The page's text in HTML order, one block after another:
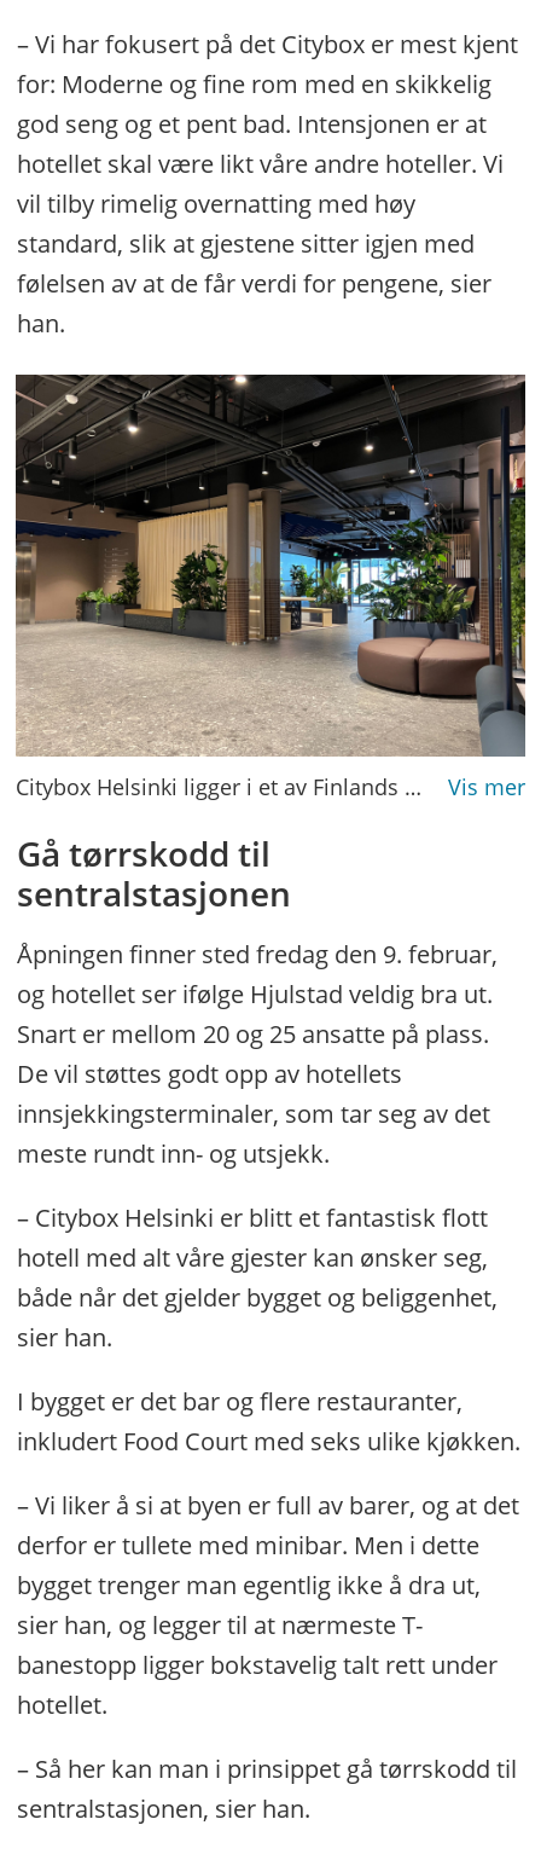
– Vi har fokusert på det Citybox er mest kjent
for: Moderne og fine rom med en skikkelig
god seng og et pent bad. Intensjonen er at
hotellet skal være likt våre andre hoteller. Vi
vil tilby rimelig overnatting med høy
standard, slik at gjestene sitter igjen med
følelsen av at de får verdi for pengene, sier
han.
Citybox Helsinki ligger i et av Finlands mest miljøvennlige bygg.
Gå tørrskodd til
sentralstasjonen
Åpningen finner sted fredag den 9. februar,
og hotellet ser ifølge Hjulstad veldig bra ut.
Snart er mellom 20 og 25 ansatte på plass.
De vil støttes godt opp av hotellets
innsjekkingsterminaler, som tar seg av det
meste rundt inn- og utsjekk.
– Citybox Helsinki er blitt et fantastisk flott
hotell med alt våre gjester kan ønsker seg,
både når det gjelder bygget og beliggenhet,
sier han.
I bygget er det bar og flere restauranter,
inkludert Food Court med seks ulike kjøkken.
– Vi liker å si at byen er full av barer, og at det
derfor er tullete med minibar. Men i dette
bygget trenger man egentlig ikke å dra ut,
sier han, og legger til at nærmeste T-
banestopp ligger bokstavelig talt rett under
hotellet.
– Så her kan man i prinsippet gå tørrskodd til
sentralstasjonen, sier han.